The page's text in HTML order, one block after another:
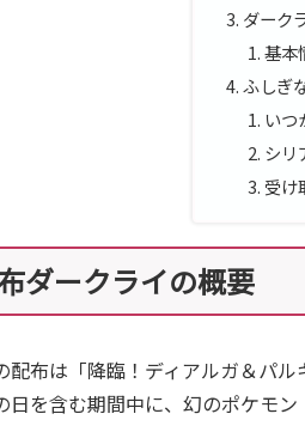
ダーク
基本
ふしぎ
いつ
シリ
受け
ダークライの概要
配布は「降臨！ディアルガ＆パ
日を含む期間中に、幻のポケモン